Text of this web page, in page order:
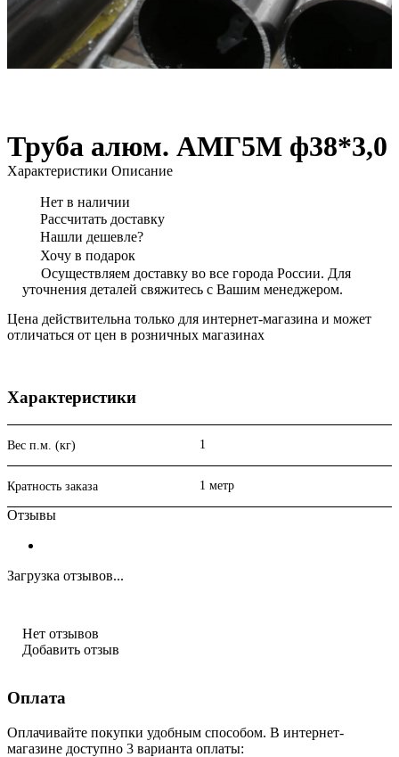
Труба алюм. АМГ5М ф38*3,0
Характеристики Описание
Нет в наличии
Рассчитать доставку
Нашли дешевле?
Хочу в подарок
Осуществляем доставку во все города России. Для
уточнения деталей свяжитесь с Вашим менеджером.
Цена действительна только для интернет-магазина и может
отличаться от цен в розничных магазинах
Характеристики
Вес п.м. (кг) 1
Кратность заказа 1 метр
Отзывы
Загрузка отзывов...
Нет отзывов
Добавить отзыв
Оплата
Оплачивайте покупки удобным способом. В интернет-
магазине доступно 3 варианта оплаты: